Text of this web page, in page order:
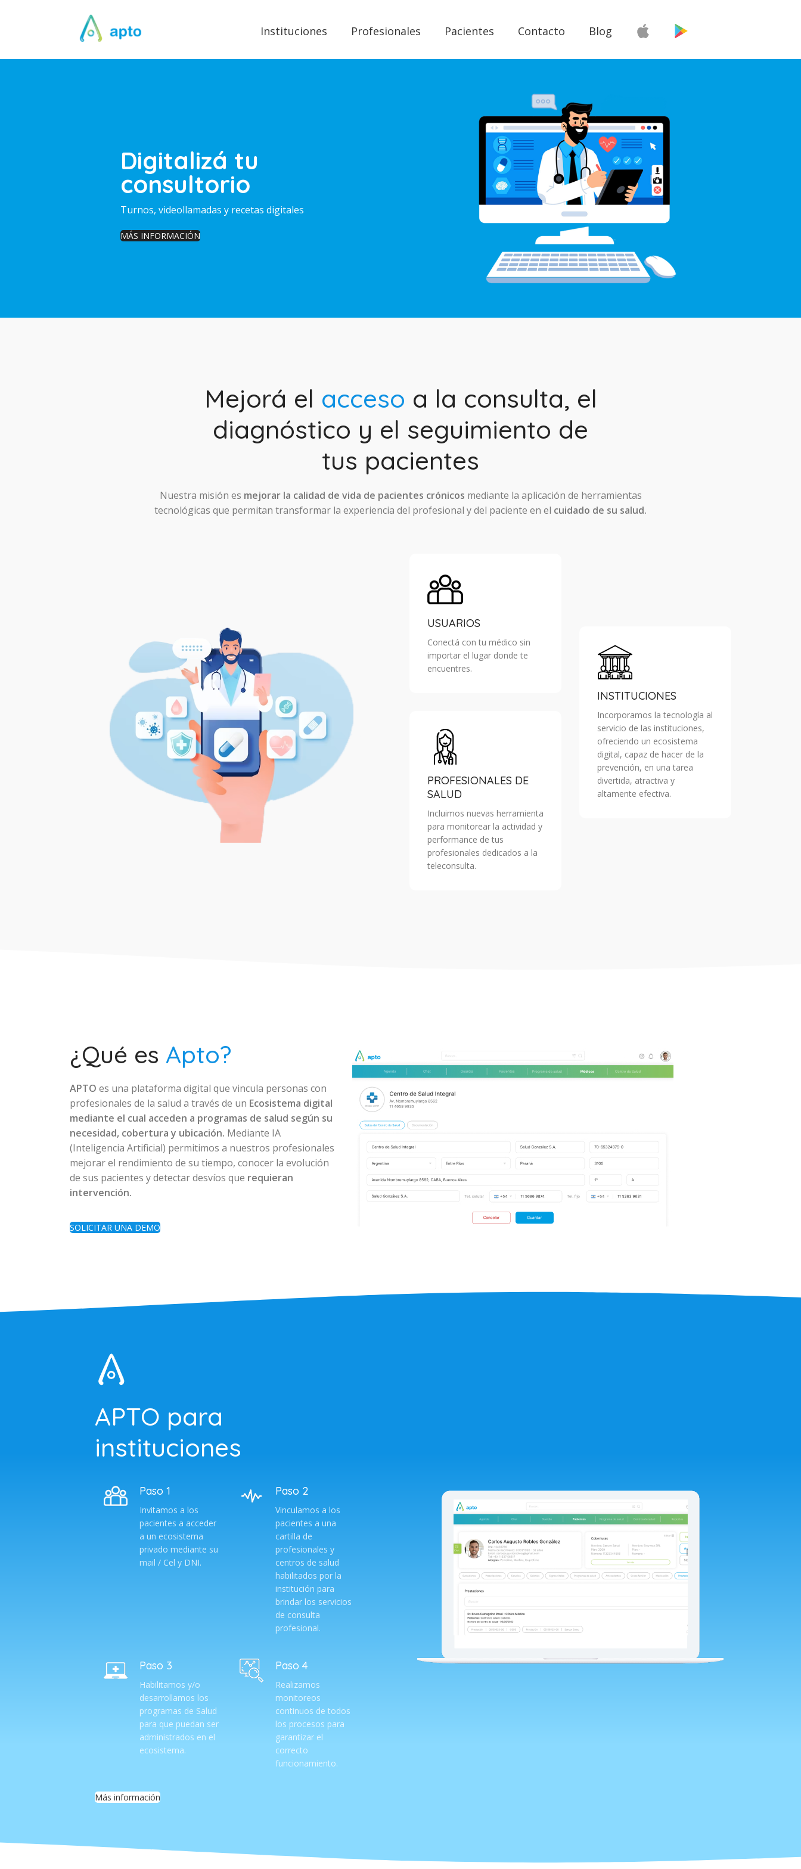
Instituciones Profesionales Pacientes Contacto Blog
Digitalizá tu
consultorio
Turnos, videollamadas y recetas digitales
MÁS INFORMACIÓN
Mejorá el acceso a la consulta, el
diagnóstico y el seguimiento de
tus pacientes
Nuestra misión es mejorar la calidad de vida de pacientes crónicos mediante la aplicación de herramientas
tecnológicas que permitan transformar la experiencia del profesional y del paciente en el cuidado de su salud.
USUARIOS
Conectá con tu médico sin
importar el lugar donde te
encuentres.
PROFESIONALES DE
SALUD
Incluimos nuevas herramienta
para monitorear la actividad y
performance de tus
profesionales dedicados a la
teleconsulta.
INSTITUCIONES
Incorporamos la tecnología al
servicio de las instituciones,
ofreciendo un ecosistema
digital, capaz de hacer de la
prevención, en una tarea
divertida, atractiva y
altamente efectiva.
¿Qué es Apto?
APTO es una plataforma digital que vincula personas con
profesionales de la salud a través de un Ecosistema digital
mediante el cual acceden a programas de salud según su
necesidad, cobertura y ubicación. Mediante IA
(Inteligencia Artificial) permitimos a nuestros profesionales
mejorar el rendimiento de su tiempo, conocer la evolución
de sus pacientes y detectar desvíos que requieran
intervención.
SOLICITAR UNA DEMO
APTO para
instituciones
Paso 1
Invitamos a los
pacientes a acceder
a un ecosistema
privado mediante su
mail / Cel y DNI.
Paso 2
Vinculamos a los
pacientes a una
cartilla de
profesionales y
centros de salud
habilitados por la
institución para
brindar los servicios
de consulta
profesional.
Paso 3
Habilitamos y/o
desarrollamos los
programas de Salud
para que puedan ser
administrados en el
ecosistema.
Paso 4
Realizamos
monitoreos
continuos de todos
los procesos para
garantizar el
correcto
funcionamiento.
Más información